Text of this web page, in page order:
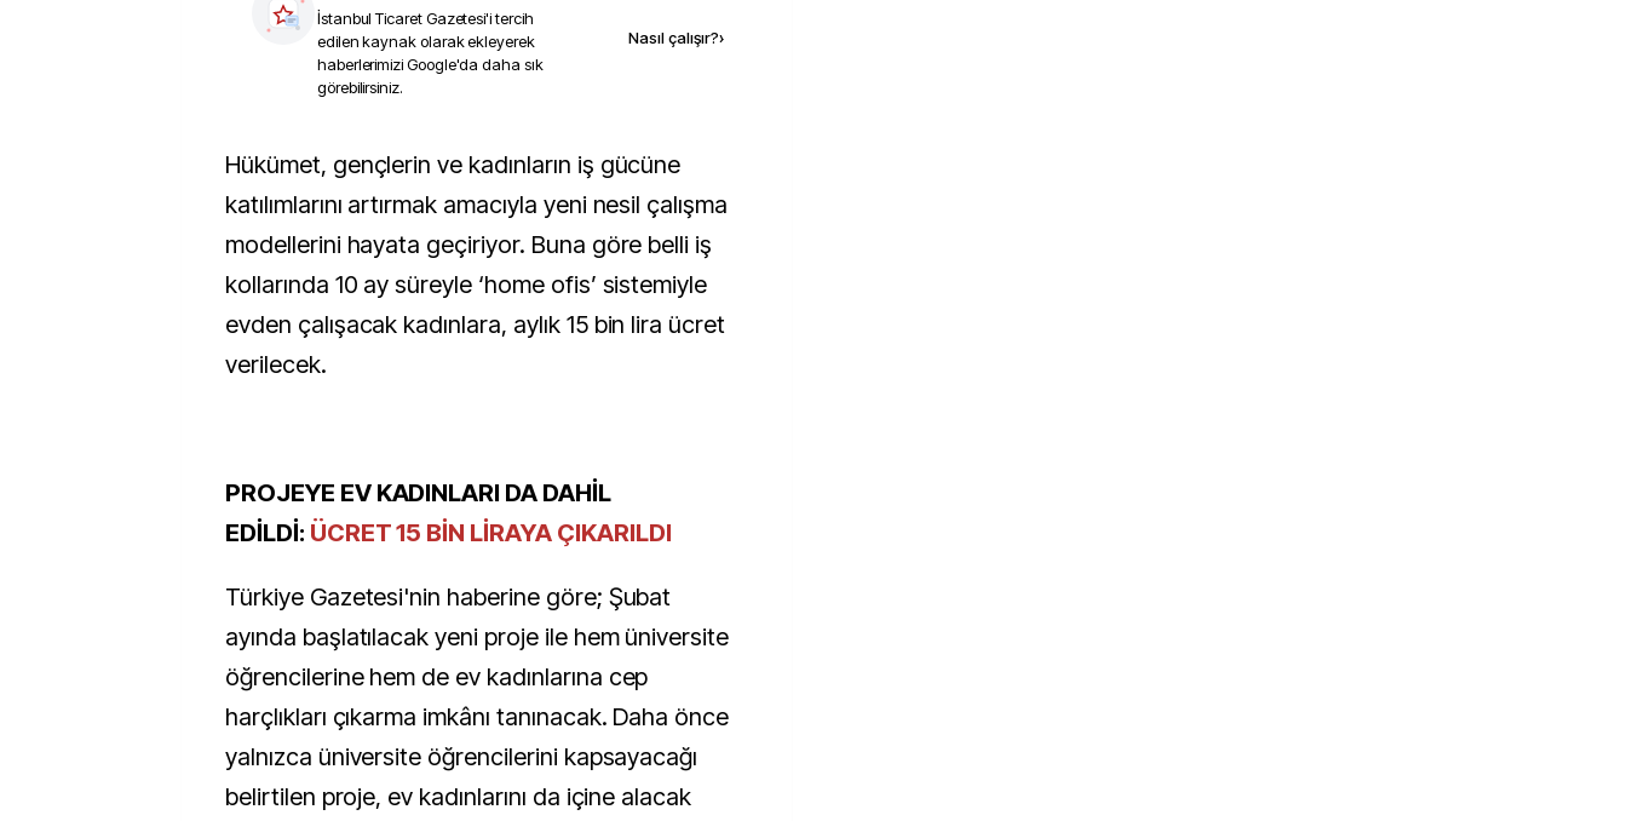
İstanbul Ticaret Gazetesi'i tercih
edilen kaynak olarak ekleyerek
haberlerimizi Google'da daha sık
görebilirsiniz.
Nasıl çalışır?›
Hükümet, gençlerin ve kadınların iş gücüne
katılımlarını artırmak amacıyla yeni nesil çalışma
modellerini hayata geçiriyor. Buna göre belli iş
kollarında 10 ay süreyle ‘home ofis’ sistemiyle
evden çalışacak kadınlara, aylık 15 bin lira ücret
verilecek.
PROJEYE EV KADINLARI DA DAHİL
EDİLDİ: ÜCRET 15 BİN LİRAYA ÇIKARILDI
Türkiye Gazetesi'nin haberine göre; Şubat
ayında başlatılacak yeni proje ile hem üniversite
öğrencilerine hem de ev kadınlarına cep
harçlıkları çıkarma imkânı tanınacak. Daha önce
yalnızca üniversite öğrencilerini kapsayacağı
belirtilen proje, ev kadınlarını da içine alacak